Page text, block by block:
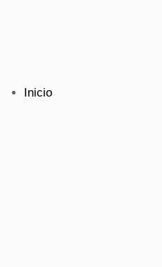
Inicio